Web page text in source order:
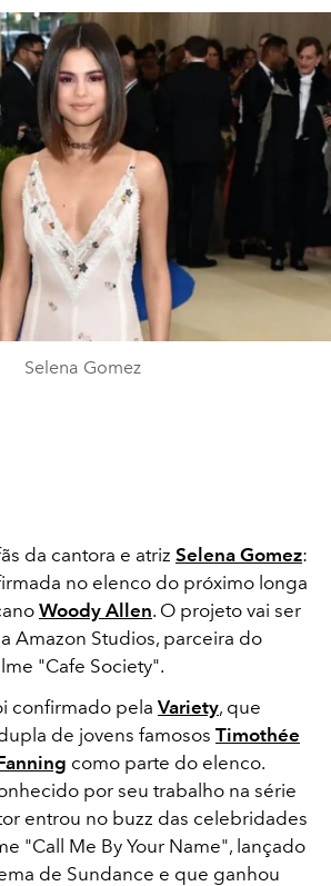
Selena Gomez
da cantora e atriz Selena Gomez:
no elenco do próximo longa
Woody Allen. O projeto vai ser
Amazon Studios, parceira do
"Cafe Society".
confirmado pela Variety, que
de jovens famosos Timothée
como parte do elenco.
por seu trabalho na série
entrou no buzz das celebridades
"Call Me By Your Name", lançado
de Sundance e que ganhou